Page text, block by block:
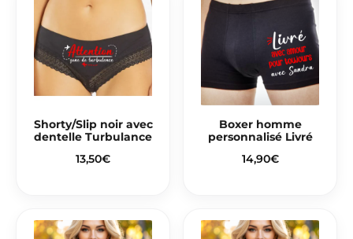
Shorty/Slip noir avec
dentelle Turbulance
13,50€
Boxer homme
personnalisé Livré
14,90€